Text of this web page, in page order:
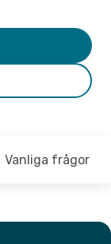
Vanliga frågor